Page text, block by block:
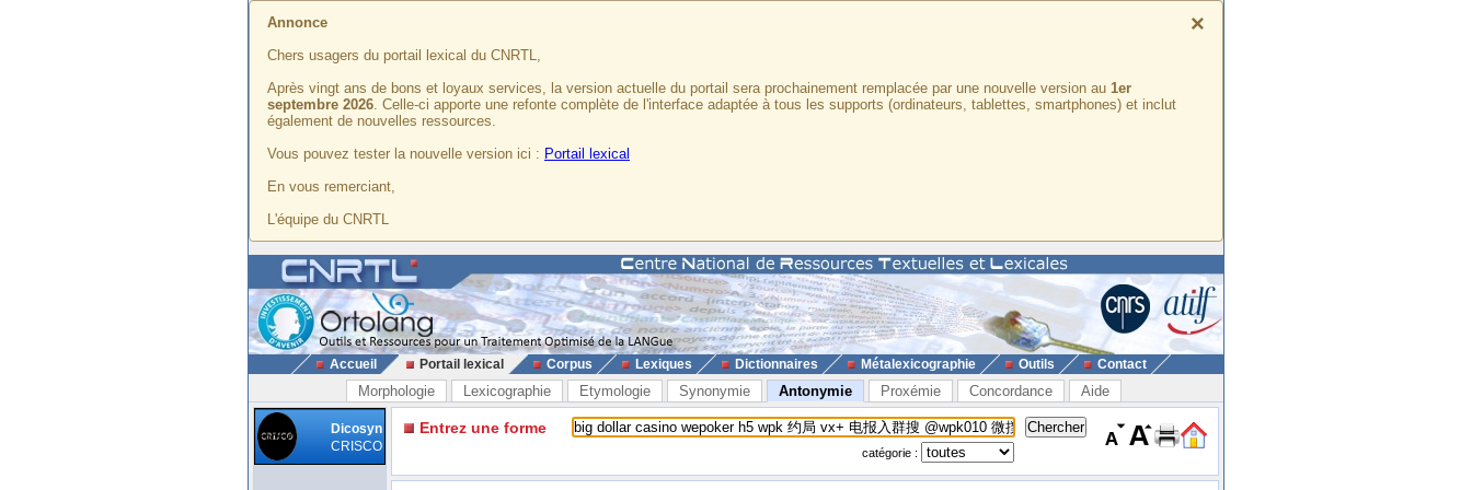
×
Annonce
Chers usagers du portail lexical du CNRTL,
Après vingt ans de bons et loyaux services, la version actuelle du portail sera prochainement remplacée par une nouvelle version au 1er
septembre 2026. Celle-ci apporte une refonte complète de l'interface adaptée à tous les supports (ordinateurs, tablettes, smartphones) et inclut
également de nouvelles ressources.
Vous pouvez tester la nouvelle version ici : Portail lexical
En vous remerciant,
L'équipe du CNRTL
Accueil Portail lexical Corpus Lexiques Dictionnaires Métalexicographie Outils Contact
Morphologie Lexicographie Etymologie Synonymie Antonymie Proxémie Concordance Aide
Dicosyn
CRISCO
Entrez une forme
catégorie :